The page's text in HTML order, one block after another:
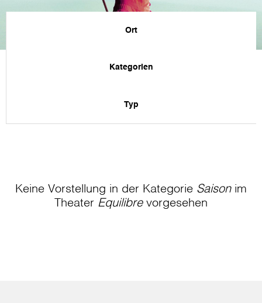
Ort
Kategorien
Typ
Keine Vorstellung in der Kategorie Saisonim
Theater Equilibrevorgesehen